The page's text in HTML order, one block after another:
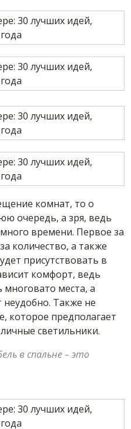
комнат, то о
очередь, а зря, ведь
времени. Первое за
количество, а также
присутствовать в
комфорт, ведь
места, а
неудобно. Также не
которое предполагает
светильники.
в спальне – это